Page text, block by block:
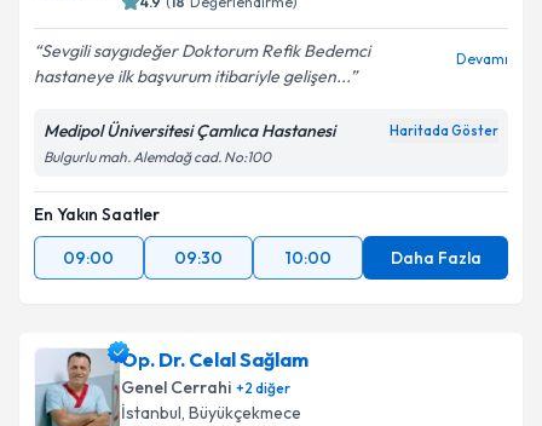
Sevgili saygıdeğer Doktorum Refik Bedemci
hastaneye ilk başvurum itibariyle gelişen...
Devamı
Medipol Üniversitesi Çamlıca Hastanesi Haritada Göster
Bulgurlu mah. Alemdağ cad. No:100
En Yakın Saatler
09:00
09:30 10:00 Daha Fazla
Op. Dr. Celal Sağlam
Genel Cerrahi +2 diğer
İstanbul, Büyükçekmece